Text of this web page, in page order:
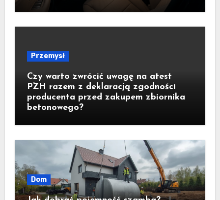
Przemysł
Czy warto zwrócić uwagę na atest
PZH razem z deklaracją zgodności
producenta przed zakupem zbiornika
betonowego?
Dom